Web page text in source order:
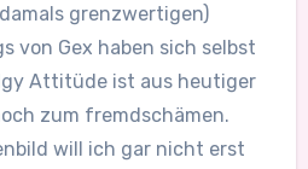
grenzwertigen)
von Gex haben sich selbst
Attitüde ist aus heutiger
zum fremdschämen.
will ich gar nicht erst